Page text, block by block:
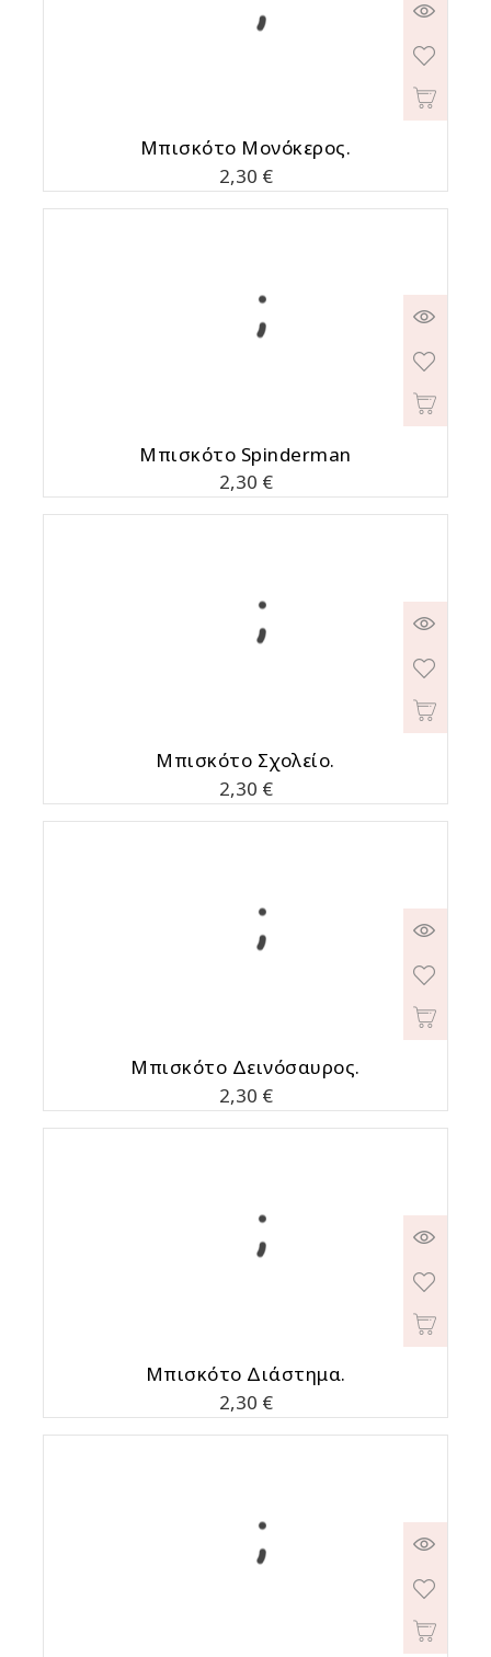
Μπισκότο Μονόκερος.
Τιμή
2,30 €
Μπισκότο Spinderman
Τιμή
2,30 €
Μπισκότο Σχολείο.
Τιμή
2,30 €
Μπισκότο Δεινόσαυρος.
Τιμή
2,30 €
Μπισκότο Διάστημα.
Τιμή
2,30 €